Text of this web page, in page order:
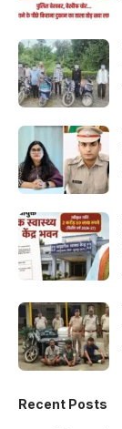
Recent Posts